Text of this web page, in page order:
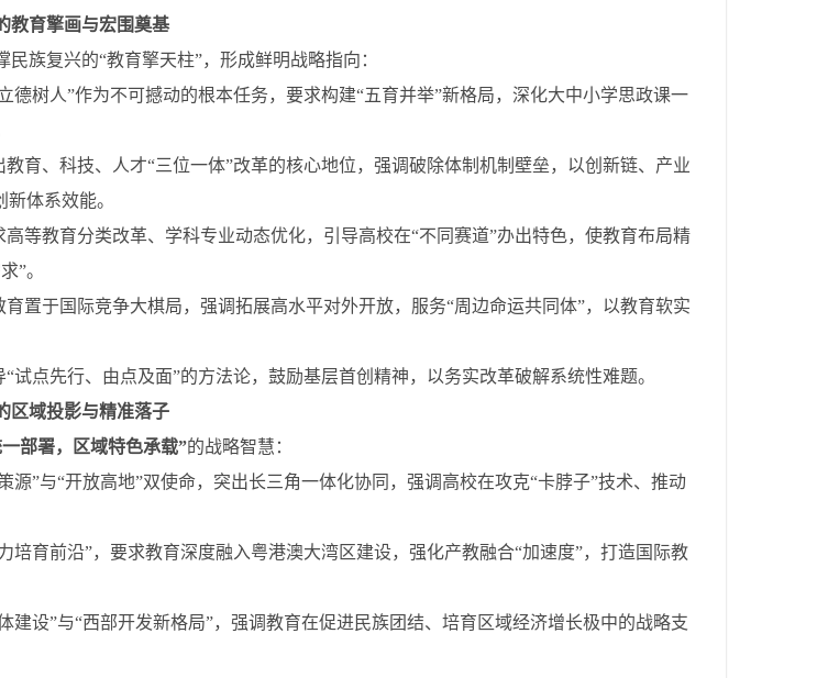
教育擎画与宏围奠基
族复兴的“教育擎天柱”，形成鲜明战略指向：
德树人”作为不可撼动的根本任务，要求构建“五育并举”新格局，深化大中小学思政课一
教育、科技、人才“三位一体”改革的核心地位，强调破除体制机制壁垒，以创新链、产业
体系效能。
高等教育分类改革、学科专业动态优化，引导高校在“不同赛道”办出特色，使教育布局精
”。
育置于国际竞争大棋局，强调拓展高水平对外开放，服务“周边命运共同体”，以教育软实
“试点先行、由点及面”的方法论，鼓励基层首创精神，以务实改革破解系统性难题。
区域投影与精准落子
部署，区域特色承载”的战略智慧：
源”与“开放高地”双使命，突出长三角一体化协同，强调高校在攻克“卡脖子”技术、推动
培育前沿”，要求教育深度融入粤港澳大湾区建设，强化产教融合“加速度”，打造国际教
建设”与“西部开发新格局”，强调教育在促进民族团结、培育区域经济增长极中的战略支